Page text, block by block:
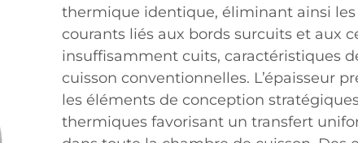
thermique identique, éliminant ainsi
courants liés aux bords surcuits et aux
insuffisamment cuits, caractéristiques
cuisson conventionnelles. L’épaisseur
les éléments de conception
thermiques favorisant un transfert